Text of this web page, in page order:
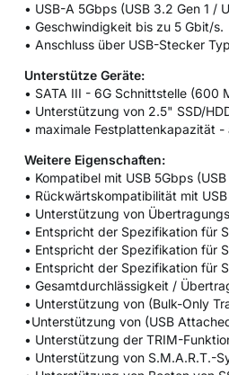
• USB-A 5Gbps (USB 3.2 Gen 1 /
• Geschwindigkeit bis zu 5 Gbit/s.
• Anschluss über USB-Stecker
Unterstütze Geräte:
• SATA III - 6G Schnittstelle (600
• Unterstützung von 2.5" SSD/
• maximale Festplattenkapazität -
Weitere Eigenschaften:
• Kompatibel mit USB 5Gbps
• Rückwärtskompatibilität mit
• Unterstützung von
• Entspricht der Spezifikation für
• Entspricht der Spezifikation für
• Entspricht der Spezifikation für
• Gesamtdurchlässigkeit /
• Unterstützung von (Bulk-Only
•Unterstützung von (USB
• Unterstützung der TRIM-
• Unterstützung von S.M.A.R.T.-